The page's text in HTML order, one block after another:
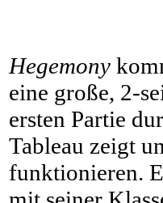
Hegemony
eine große, 2-
ersten Partie
Tableau zeigt
funktionieren.